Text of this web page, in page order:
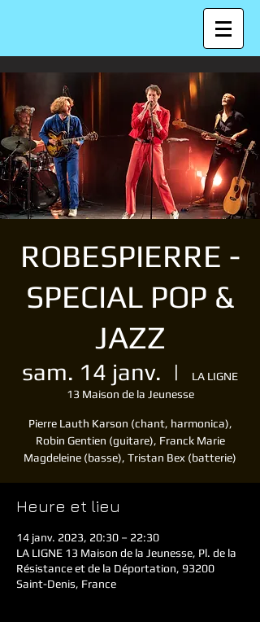
ROBESPIERRE -
SPECIAL POP &
JAZZ
sam. 14 janv.
  |
LA LIGNE
13 Maison de la Jeunesse
Pierre Lauth Karson (chant, harmonica),
Robin Gentien (guitare), Franck Marie
Magdeleine (basse), Tristan Bex (batterie)
Heure et lieu
14 janv. 2023, 20:30 – 22:30
LA LIGNE 13 Maison de la Jeunesse, Pl. de la
Résistance et de la Déportation, 93200
Saint-Denis, France